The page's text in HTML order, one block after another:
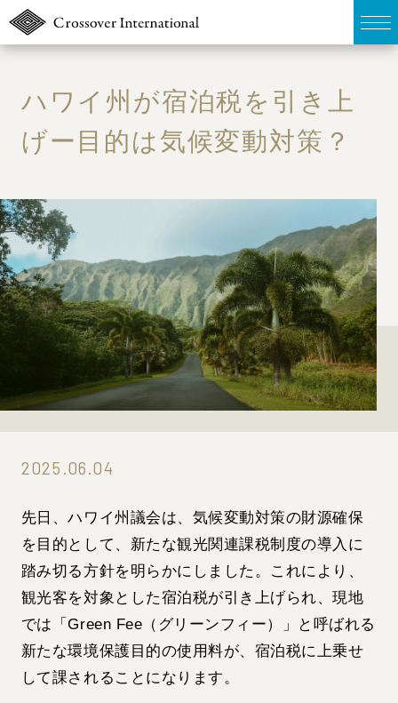
TOP
販売物件MAP
ウェブマガジン
お問い合わせ
03-6822-3235
ハワイ州が宿泊税を引き上
げー目的は気候変動対策？
2025.06.04
先日、ハワイ州議会は、気候変動対策の財源確保
を目的として、新たな観光関連課税制度の導入に
踏み切る方針を明らかにしました。これにより、
観光客を対象とした宿泊税が引き上げられ、現地
では「Green Fee（グリーンフィー）」と呼ばれる
新たな環境保護目的の使用料が、宿泊税に上乗せ
して課されることになります。